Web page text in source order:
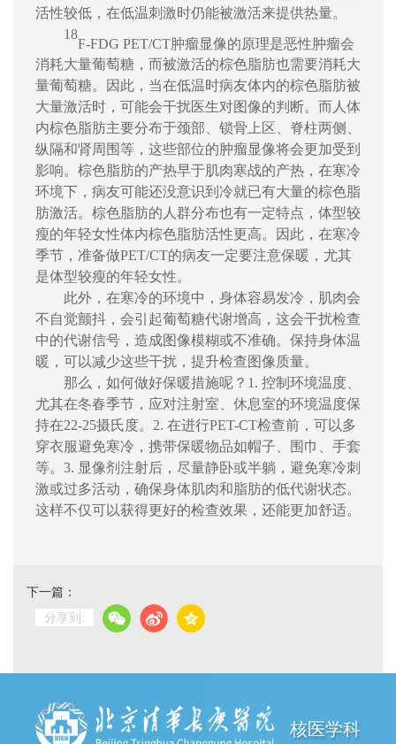
活性较低，在低温刺激时仍能被激活来提供热量。
18
F-FDG PET/CT肿瘤显像的原理是恶性肿瘤会
消耗大量葡萄糖，而被激活的棕色脂肪也需要消耗大
量葡萄糖。因此，当在低温时病友体内的棕色脂肪被
大量激活时，可能会干扰医生对图像的判断。而人体
内棕色脂肪主要分布于颈部、锁骨上区、脊柱两侧、
纵隔和肾周围等，这些部位的肿瘤显像将会更加受到
影响。棕色脂肪的产热早于肌肉寒战的产热，在寒冷
环境下，病友可能还没意识到冷就已有大量的棕色脂
肪激活。棕色脂肪的人群分布也有一定特点，体型较
瘦的年轻女性体内棕色脂肪活性更高。因此，在寒冷
季节，准备做PET/CT的病友一定要注意保暖，尤其
是体型较瘦的年轻女性。
此外，在寒冷的环境中，身体容易发冷，肌肉会
不自觉颤抖，会引起葡萄糖代谢增高，这会干扰检查
中的代谢信号，造成图像模糊或不准确。保持身体温
暖，可以减少这些干扰，提升检查图像质量。
那么，如何做好保暖措施呢？ 1. 控制环境温度、
尤其在冬春季节，应对注射室、休息室的环境温度保
持在22-25摄氏度。 2. 在进行PET-CT检查前，可以多
穿衣服避免寒冷，携带保暖物品如帽子、围巾、手套
等。 3. 显像剂注射后，尽量静卧或半躺，避免寒冷刺
激或过多活动，确保身体肌肉和脂肪的低代谢状态。
这样不仅可以获得更好的检查效果，还能更加舒适。
下一篇：
分享到:
核医学科